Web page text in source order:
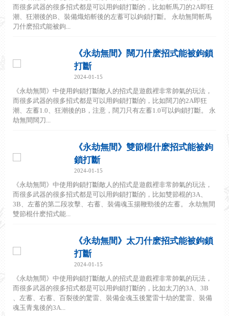
而很多武器的很多招式都是可以用鉤鎖打斷的，比如斬馬刀的2A即狂
潮、狂潮後的B、裝備熾焰斬後的左蓄可以鉤鎖打斷。 永劫無間斬馬
刀什麽招式能被鉤...
《永劫無間》闊刀什麽招式能被鉤鎖
打斷
2024-01-15
《永劫無間》中使用鉤鎖打斷敵人的招式是遊戲裡非常帥氣的玩法，
而很多武器的很多招式都是可以用鉤鎖打斷的，比如闊刀的2A即狂
潮、左蓄1.0、狂潮後的B，注意，闊刀只有左蓄1.0可以鉤鎖打斷。 永
劫無間闊刀...
《永劫無間》雙節棍什麽招式能被鉤
鎖打斷
2024-01-15
《永劫無間》中使用鉤鎖打斷敵人的招式是遊戲裡非常帥氣的玩法，
而很多武器的很多招式都是可以用鉤鎖打斷的，比如雙節棍的3A、
3B、左蓄的第二段攻擊、右蓄、裝備魂玉揚鞭勁後的左蓄。 永劫無間
雙節棍什麽招式能...
《永劫無間》太刀什麽招式能被鉤鎖
打斷
2024-01-15
《永劫無間》中使用鉤鎖打斷敵人的招式是遊戲裡非常帥氣的玩法，
而很多武器的很多招式都是可以用鉤鎖打斷的，比如太刀的3A、3B
、左蓄、右蓄、百裂後的驚雷、裝備金魂玉後驚雷十劫的驚雷、裝備
魂玉青鬼後的3A...